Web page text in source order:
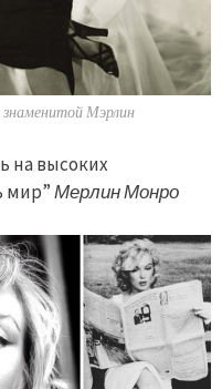
Мэрлин
на высоких
мир”Мерлин Монро